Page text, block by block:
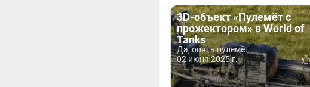
3D-объект «Пулемёт с
прожектором» в World of
Tanks
Да, опять пулемёт.
02 июня 2025 г.